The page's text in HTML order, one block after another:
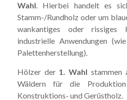
Wahl. Hierbei handelt es
Stamm-/Rundholz oder um
wankantiges oder
industrielle Anwendungen
Palettenherstellung).
Hölzer der 1. Wahl stammen
Wäldern für die
Konstruktions- und Gerüstholz.